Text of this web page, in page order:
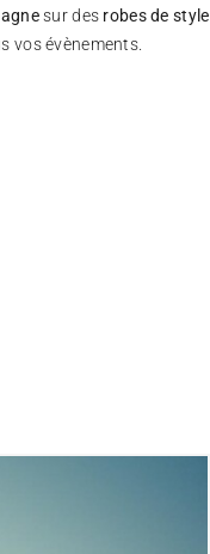
sur des robes de style
vos évènements.